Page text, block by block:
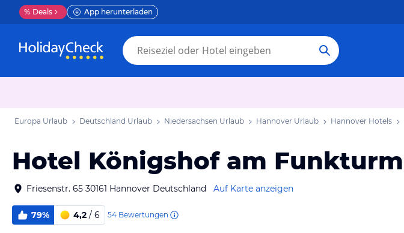
% Deals App herunterladen
Europa Urlaub Deutschland Urlaub Niedersachsen Urlaub Hannover Urlaub Hannover Hotels
Hotel Königshof am Funkturm
Friesenstr. 65 30161 Hannover Deutschland Auf Karte anzeigen
79% 4,2 / 6 54 Bewertungen